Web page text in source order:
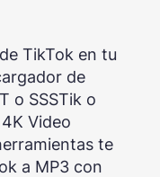
TikTok en tu
de
o SSSTik o
Video
te
a MP3 con